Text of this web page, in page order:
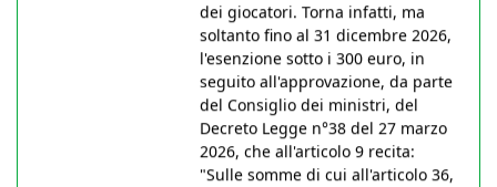
dei giocatori. Torna infatti, ma
soltanto fino al 31 dicembre 2026,
l'esenzione sotto i 300 euro, in
seguito all'approvazione, da parte
del Consiglio dei ministri, del
Decreto Legge n°38 del 27 marzo
2026, che all'articolo 9 recita:
"Sulle somme di cui all'articolo 36,